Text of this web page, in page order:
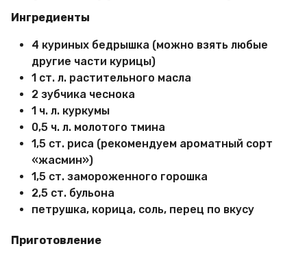
Ингредиенты
4 куриных бедрышка (можно взять любые
другие части курицы)
1 ст. л. растительного масла
2 зубчика чеснока
1 ч. л. куркумы
0,5 ч. л. молотого тмина
1,5 ст. риса (рекомендуем ароматный сорт
«жасмин»)
1,5 ст. замороженного горошка
2,5 ст. бульона
петрушка, корица, соль, перец по вкусу
Приготовление